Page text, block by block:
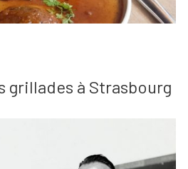
grillades à Strasbourg